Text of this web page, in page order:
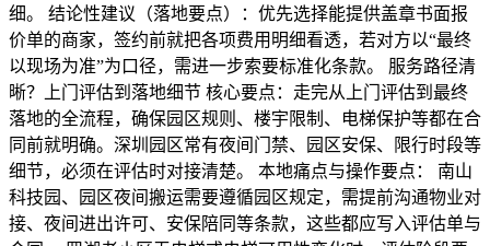
细。 结论性建议（落地要点）：优先选择能提供盖章书面报
价单的商家，签约前就把各项费用明细看透，若对方以“最终
以现场为准”为口径，需进一步索要标准化条款。 服务路径清
晰？上门评估到落地细节 核心要点：走完从上门评估到最终
落地的全流程，确保园区规则、楼宇限制、电梯保护等都在合
同前就明确。深圳园区常有夜间门禁、园区安保、限行时段等
细节，必须在评估时对接清楚。 本地痛点与操作要点： 南山
科技园、园区夜间搬运需要遵循园区规定，需提前沟通物业对
接、夜间进出许可、安保陪同等条款，这些都应写入评估单与